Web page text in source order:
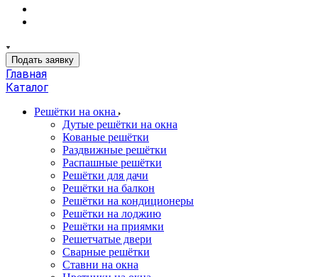
Подать заявку
Главная
Каталог
Решётки на окна
Дутые решётки на окна
Кованые решётки
Раздвижные решётки
Распашные решётки
Решётки для дачи
Решётки на балкон
Решётки на кондиционеры
Решётки на лоджию
Решётки на приямки
Решетчатые двери
Сварные решётки
Ставни на окна